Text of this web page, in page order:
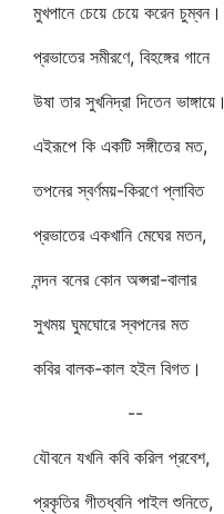
মুখপানে চেয়ে চেয়ে করেন চুম্বন।
প্রভাতের সমীরণে, বিহঙ্গের গানে
উষা তার সুখনিদ্রা দিতেন ভাঙ্গায়ে।
এইরূপে কি একটি সঙ্গীতের মত,
তপনের স্বর্ণময়-কিরণে প্লাবিত
প্রভাতের একখানি মেঘের মতন,
নন্দন বনের কোন অপ্সরা-বালার
সুখময় ঘুমঘোরে স্বপনের মত
কবির বালক-কাল হইল বিগত।
--
যৌবনে যখনি কবি করিল প্রবেশ,
প্রকৃতির গীতধ্বনি পাইল শুনিতে,